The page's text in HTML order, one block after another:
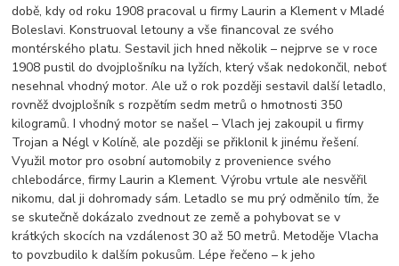
době, kdy od roku 1908 pracoval u firmy Laurin a Klement v Mladé
Boleslavi. Konstruoval letouny a vše financoval ze svého
montérského platu. Sestavil jich hned několik – nejprve se v roce
1908 pustil do dvojplošníku na lyžích, který však nedokončil, neboť
nesehnal vhodný motor. Ale už o rok později sestavil další letadlo,
rovněž dvojplošník s rozpětím sedm metrů o hmotnosti 350
kilogramů. I vhodný motor se našel – Vlach jej zakoupil u firmy
Trojan a Négl v Kolíně, ale později se přiklonil k jinému řešení.
Využil motor pro osobní automobily z provenience svého
chlebodárce, firmy Laurin a Klement. Výrobu vrtule ale nesvěřil
nikomu, dal ji dohromady sám. Letadlo se mu prý odměnilo tím, že
se skutečně dokázalo zvednout ze země a pohybovat se v
krátkých skocích na vzdálenost 30 až 50 metrů. Metoděje Vlacha
to povzbudilo k dalším pokusům. Lépe řečeno – k jeho